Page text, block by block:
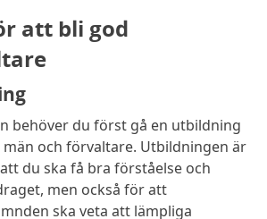
att bli god
behöver du först gå en utbildning
och förvaltare. Utbildningen är
du ska få bra förståelse och
men också för att
ska veta att lämpliga